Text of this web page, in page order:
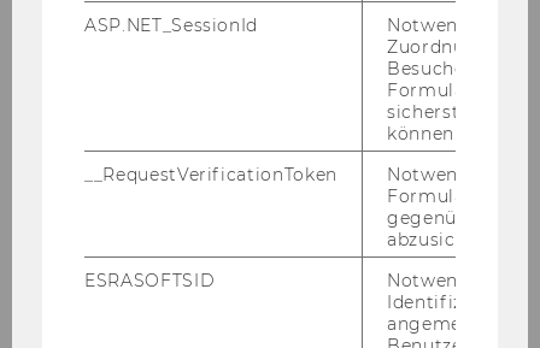
Susanne Auer-Mayer
Wirtschaftskommunikation
Jens Seiffert-Brockmann
ASP.NET_SessionId
Notwendig, um
Zuordnung von
Besucher zu
sicherstellen zu
können.
__RequestVerificationToken
Notwendig, um
gegenüber
abzusichern.
ESRASOFTSID
Notwendig zur
Identifizierung
angemeldeten